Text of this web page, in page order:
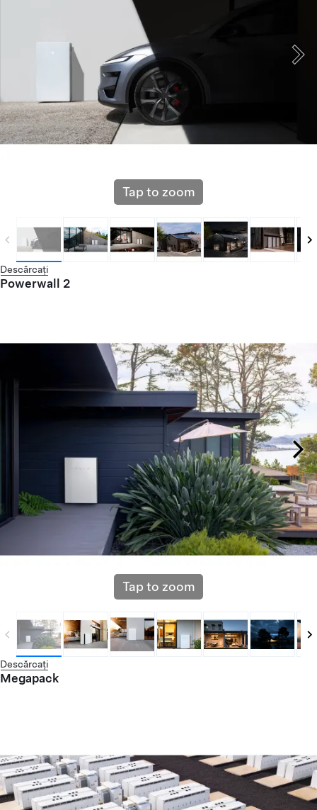
Tap to zoom
Descărcați
Powerwall 2
Tap to zoom
Descărcați
Megapack